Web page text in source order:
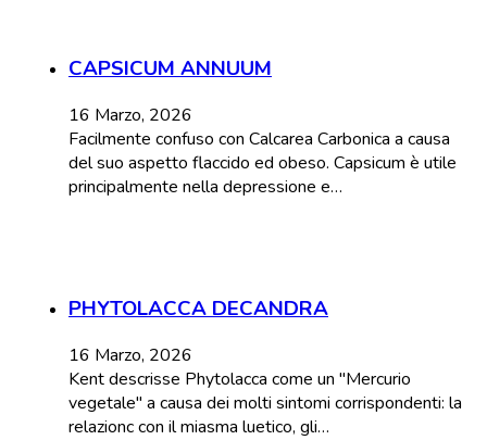
CAPSICUM ANNUUM
16 Marzo, 2026
Facilmente confuso con Calcarea Carbonica a causa
del suo aspetto flaccido ed obeso. Capsicum è utile
principalmente nella depressione e…
PHYTOLACCA DECANDRA
16 Marzo, 2026
Kent descrisse Phytolacca come un "Mercurio
vegetale" a causa dei molti sintomi corrispondenti: la
relazionc con il miasma luetico, gli…